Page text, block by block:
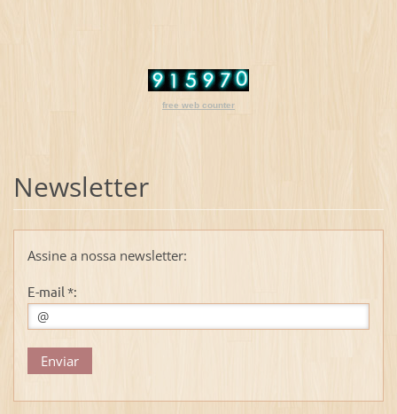
free web counter
Newsletter
Assine a nossa newsletter:
E-mail *: